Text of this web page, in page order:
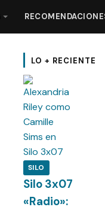
LO + RECIENTE
SILO
Silo 3x07
«Radio»: